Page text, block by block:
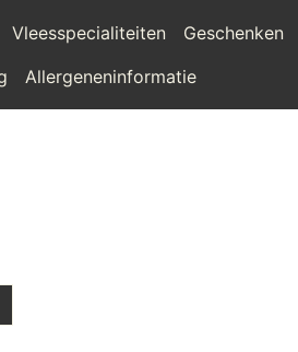
Vleesspecialiteiten Geschenken
Allergeneninformatie